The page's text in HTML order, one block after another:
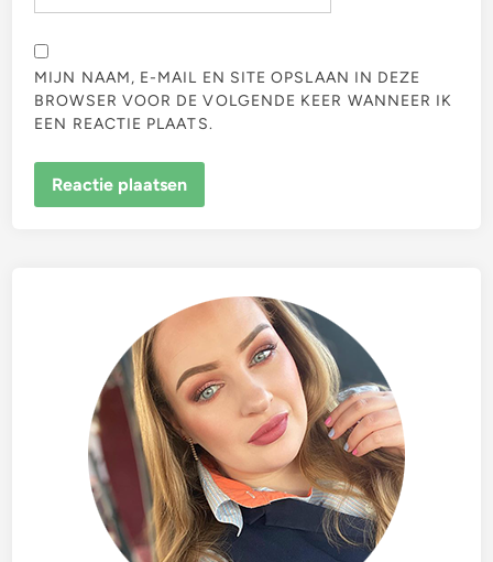
MIJN NAAM, E-MAIL EN SITE OPSLAAN IN DEZE
BROWSER VOOR DE VOLGENDE KEER WANNEER IK
EEN REACTIE PLAATS.